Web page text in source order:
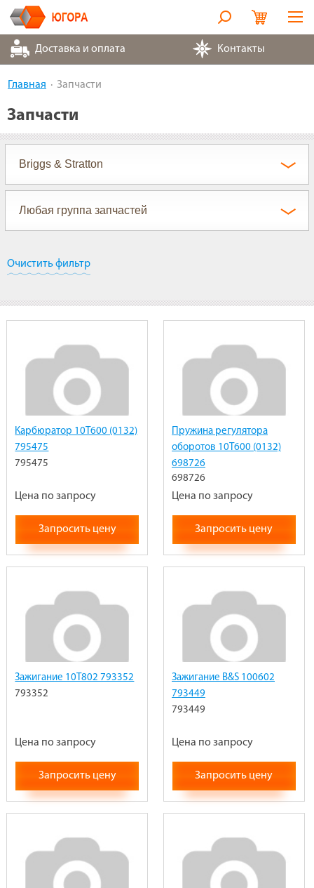
Оборудование
Контакты
О компании
Доставка и оплата Контакты
Главная Запчасти
Запчасти
Очистить фильтр
Карбюратор 10T600 (0132)
795475
795475
Цена по запросу
Запросить цену
Пружина регулятора
оборотов 10T600 (0132)
698726
698726
Цена по запросу
Запросить цену
Зажигание 10T802 793352
793352
Цена по запросу
Запросить цену
Зажигание B&S 100602
793449
793449
Цена по запросу
Запросить цену